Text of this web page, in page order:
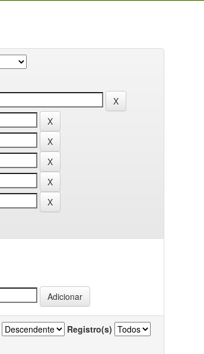
Registro(s)